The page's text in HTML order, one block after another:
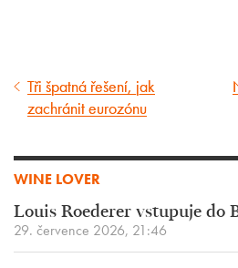
Předcházející
článek
Tři špatná řešení, jak
zachránit eurozónu
WINE LOVER
Louis Roederer vstupuje do
29. července 2026, 21:46